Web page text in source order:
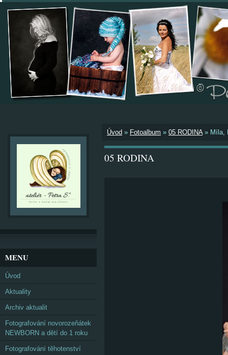
Úvod » Fotoalbum » 05 RODINA» Míla,
05 RODINA
MENU
Úvod
Aktuality
Archiv aktualit
Fotografování novorozeňátek
NEWBORN a dětí do 1 roku
Fotografování těhotenství